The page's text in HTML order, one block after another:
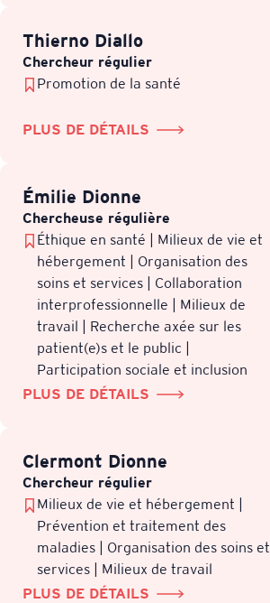
Thierno Diallo
Chercheur régulier
Promotion de la santé
PLUS DE DÉTAILS
Émilie Dionne
Chercheuse régulière
Éthique en santé | Milieux de vie et
hébergement | Organisation des
soins et services | Collaboration
interprofessionnelle | Milieux de
travail | Recherche axée sur les
patient(e)s et le public |
Participation sociale et inclusion
PLUS DE DÉTAILS
Clermont Dionne
Chercheur régulier
Milieux de vie et hébergement |
Prévention et traitement des
maladies | Organisation des soins et
services | Milieux de travail
PLUS DE DÉTAILS